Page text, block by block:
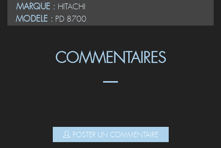
MARQUE : HITACHI
MODELE : PD 8700
COMMENTAIRES
POSTER UN COMMENTAIRE